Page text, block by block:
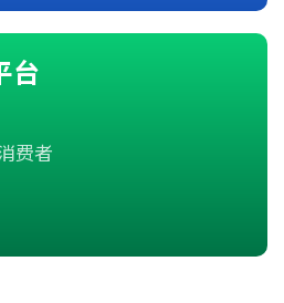
台
费者